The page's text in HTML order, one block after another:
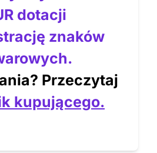
dotacji
znaków
Przeczytaj
kupującego.